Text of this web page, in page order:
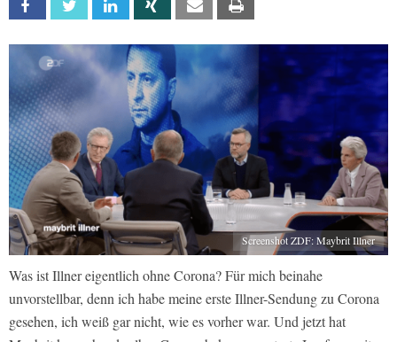
Facebook Twitter Linkedin Xing Email
Screenshot ZDF: Maybrit Illner
Was ist Illner eigentlich ohne Corona? Für mich beinahe
unvorstellbar, denn ich habe meine erste Illner-Sendung zu Corona
gesehen, ich weiß gar nicht, wie es vorher war. Und jetzt hat